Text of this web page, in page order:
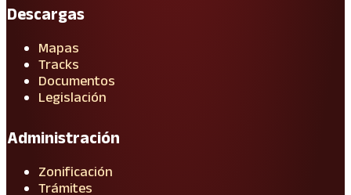
Descargas
Mapas
Tracks
Documentos
Legislación
Administración
Zonificación
Trámites